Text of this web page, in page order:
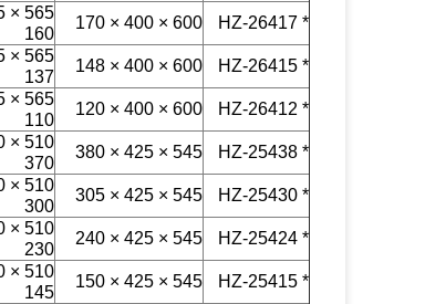
* HZ-26417
600 × 400 × 170
160
* HZ-26415
600 × 400 × 148
137
* HZ-26412
600 × 400 × 120
110
* HZ-25438
545 × 425 × 380
370
* HZ-25430
545 × 425 × 305
300
* HZ-25424
545 × 425 × 240
230
* HZ-25415
545 × 425 × 150
145